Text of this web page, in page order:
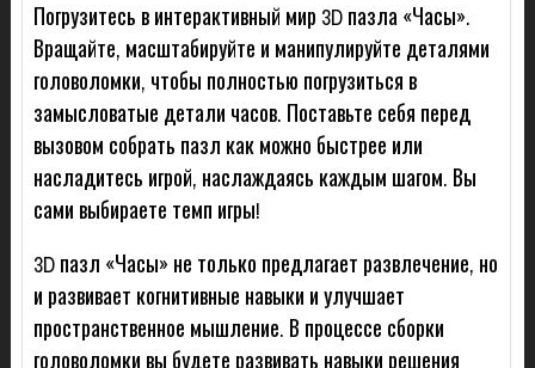
Погрузитесь в интерактивный мир 3D пазла «Часы».
Вращайте, масштабируйте и манипулируйте деталями
головоломки, чтобы полностью погрузиться в
замысловатые детали часов. Поставьте себя перед
вызовом собрать пазл как можно быстрее или
насладитесь игрой, наслаждаясь каждым шагом. Вы
сами выбираете темп игры!
3D пазл «Часы» не только предлагает развлечение, но
и развивает когнитивные навыки и улучшает
пространственное мышление. В процессе сборки
головоломки вы будете развивать навыки решения